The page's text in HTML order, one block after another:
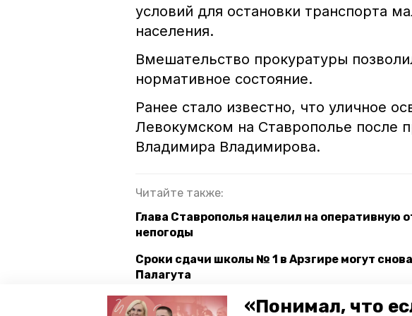
«Понимал, что
условий для остановки транспорта
населения.
Вмешательство прокуратуры
нормативное состояние.
Ранее стало известно, что уличное
Левокумском на Ставрополье после
Владимира Владимирова.
Читайте также:
Глава Ставрополья нацелил на оперативную
непогоды
Сроки сдачи школы № 1 в Арзгире могут
Палагута
220 частных охранных предприятий